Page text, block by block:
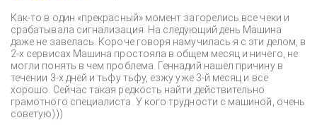
Как-то в один «прекрасный» момент загорелись все чеки и
срабатывала сигнализация. На следующий день Машина
даже не завелась. Короче говоря намучилась я с эти делом, в
2-х сервисах Машина простояла в общем месяц и ничего, не
могли понять в чем проблема. Геннадий нашёл причину в
течении 3-х дней и тьфу тьфу, езжу уже 3-й месяц и всё
хорошо. Сейчас такая редкость найти действительно
грамотного специалиста. У кого трудности с машиной, очень
советую)))